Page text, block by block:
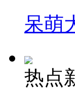
呆萌
热点